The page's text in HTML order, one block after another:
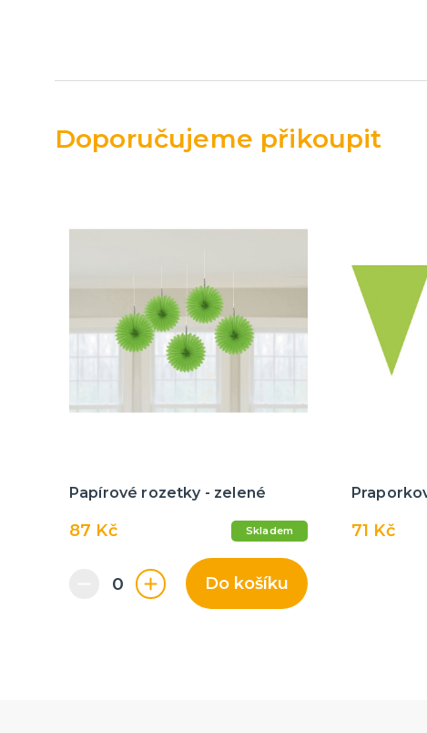
Doporučujeme přikoupit
Papírové rozetky - zelené
87 Kč Skladem
Do košíku
71 Kč